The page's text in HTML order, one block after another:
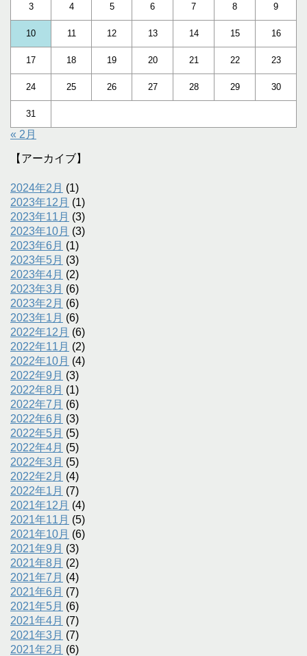
3 4 5 6 7 8 9
10 11 12 13 14 15 16
17 18 19 20 21 22 23
24 25 26 27 28 29 30
31
« 2月
【アーカイブ】
2024年2月 (1)
2023年12月 (1)
2023年11月 (3)
2023年10月 (3)
2023年6月 (1)
2023年5月 (3)
2023年4月 (2)
2023年3月 (6)
2023年2月 (6)
2023年1月 (6)
2022年12月 (6)
2022年11月 (2)
2022年10月 (4)
2022年9月 (3)
2022年8月 (1)
2022年7月 (6)
2022年6月 (3)
2022年5月 (5)
2022年4月 (5)
2022年3月 (5)
2022年2月 (4)
2022年1月 (7)
2021年12月 (4)
2021年11月 (5)
2021年10月 (6)
2021年9月 (3)
2021年8月 (2)
2021年7月 (4)
2021年6月 (7)
2021年5月 (6)
2021年4月 (7)
2021年3月 (7)
2021年2月 (6)